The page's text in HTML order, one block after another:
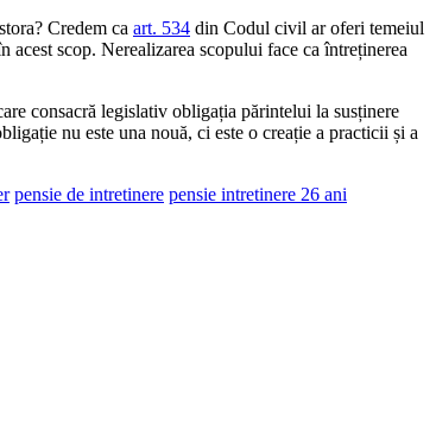
Credem ca art. 534 din Codul civil ar oferi temeiul
scop. Nerealizarea scopului face ca întreținerea
consacră legislativ obligația părintelui la susținere
nu este una nouă, ci este o creație a practicii și a
pensie de intretinere pensie intretinere 26 ani